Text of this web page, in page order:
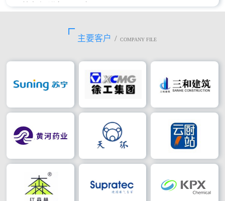
局等部门进行了回应。
主要客户 / COMPANY FILE